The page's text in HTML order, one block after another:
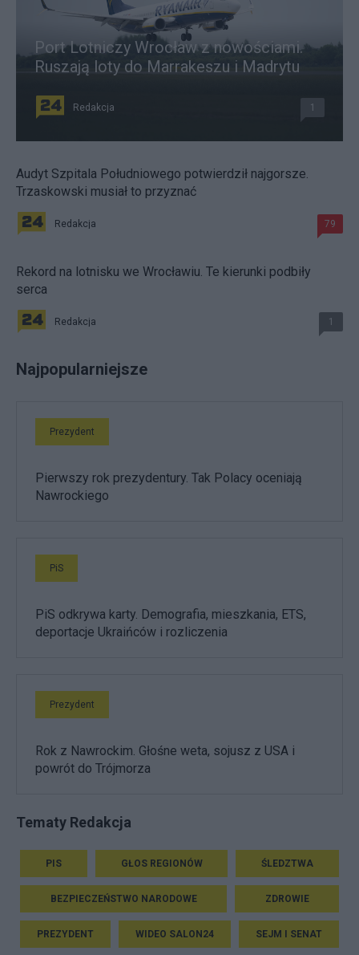
Port Lotniczy Wrocław z nowościami.
Ruszają loty do Marrakeszu i Madrytu
Redakcja 1
Audyt Szpitala Południowego potwierdził najgorsze.
Trzaskowski musiał to przyznać
Redakcja 79
Rekord na lotnisku we Wrocławiu. Te kierunki podbiły
serca
Redakcja 1
Najpopularniejsze
Prezydent
Pierwszy rok prezydentury. Tak Polacy oceniają
Nawrockiego
PiS
PiS odkrywa karty. Demografia, mieszkania, ETS,
deportacje Ukraińców i rozliczenia
Prezydent
Rok z Nawrockim. Głośne weta, sojusz z USA i
powrót do Trójmorza
Tematy Redakcja
PIS GŁOS REGIONÓW ŚLEDZTWA
BEZPIECZEŃSTWO NARODOWE ZDROWIE
PREZYDENT WIDEO SALON24 SEJM I SENAT